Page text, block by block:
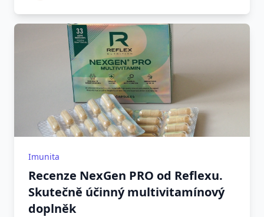
Imunita
Recenze NexGen PRO od Reflexu.
Skutečně účinný multivitamínový
doplněk